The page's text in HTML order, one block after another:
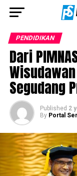
PENDIDIKAN
Dari
Segudang
Published 2
By Portal